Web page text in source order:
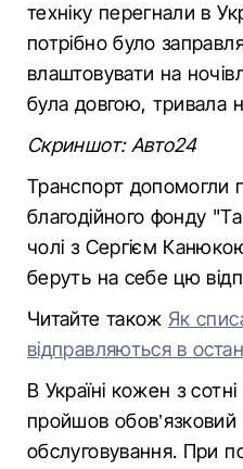
техніку перегнали в
потрібно було
влаштовувати на
була довгою, тривала
Скриншот: Авто24
Транспорт допомогли
благодійного фонду
чолі з Сергієм
беруть на себе цю
Читайте також Як
відправляються в
В Україні кожен з
пройшов обов’язковий
обслуговування. При